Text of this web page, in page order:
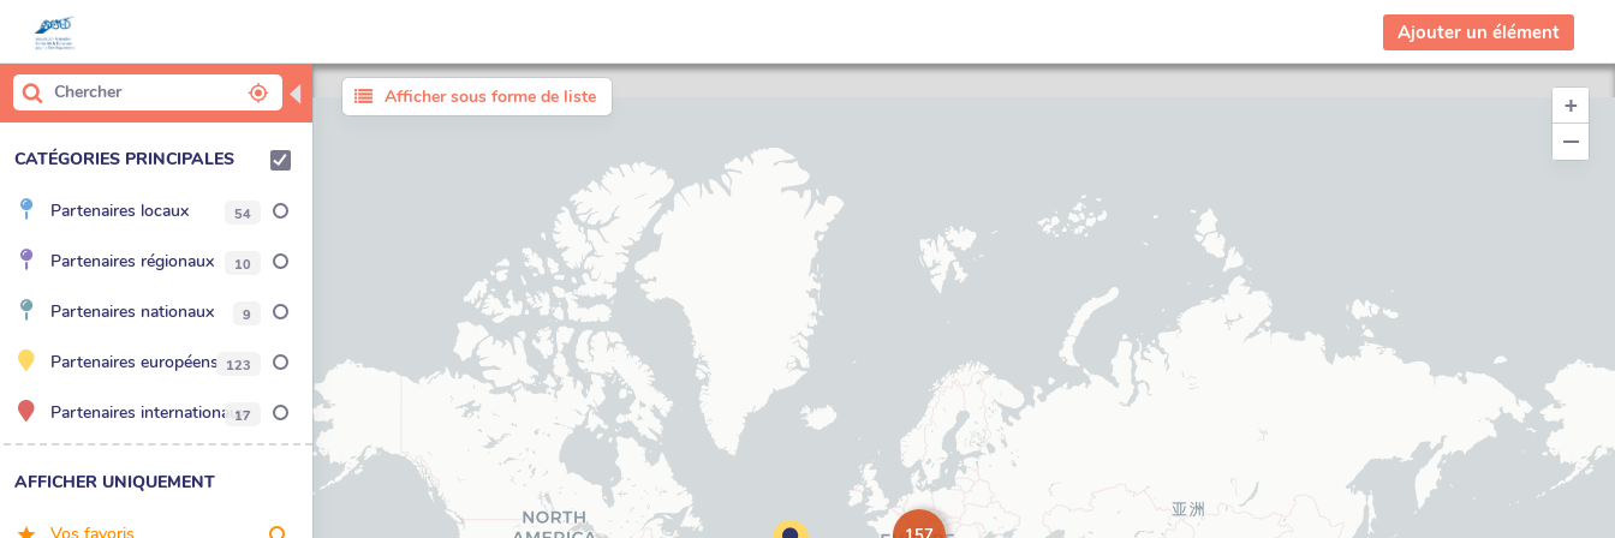
Ajouter un élément
◀
CATÉGORIES PRINCIPALES
Partenaires locaux 54
Partenaires régionaux 10
Partenaires nationaux 9
Partenaires européens 123
Partenaires internationaux
17
AFFICHER UNIQUEMENT
Vos favoris
Afficher sous forme de liste +
−